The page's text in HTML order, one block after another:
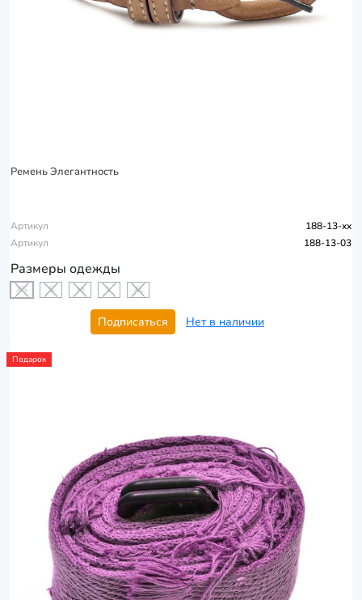
Ремень Элегантность
Артикул
188-13-xx
Артикул
188-13-03
Размеры одежды
XS S M L XL
Подписаться Нет в наличии
Подарок